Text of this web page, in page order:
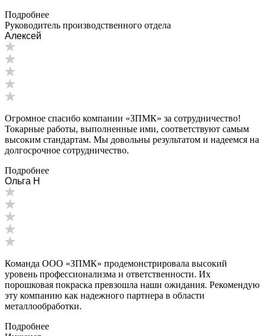
Подробнее
Руководитель производственного отдела
Алексей
Огромное спасибо компании «ЗПМК» за сотрудничество!
Токарные работы, выполненные ими, соответствуют самым
высоким стандартам. Мы довольны результатом и надеемся на
долгосрочное сотрудничество.
Подробнее
Ольга Н
Команда ООО «ЗПМК» продемонстрировала высокий
уровень профессионализма и ответственности. Их
порошковая покраска превзошла наши ожидания. Рекомендую
эту компанию как надежного партнера в области
металлообработки.
Подробнее